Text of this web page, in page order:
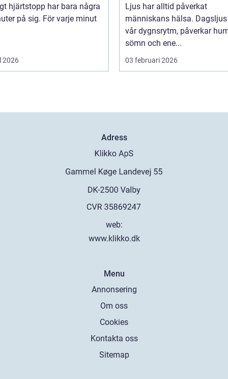
hjärtstopp har bara några
på sig. För varje minut
2026
Ljus har alltid påverkat
människans hälsa.
vår dygnsrytm, påverkar
sömn och ene...
03 februari 2026
Adress
web:
www.klikko.dk
Menu
Annonsering
Om oss
Cookies
Kontakta oss
Sitemap